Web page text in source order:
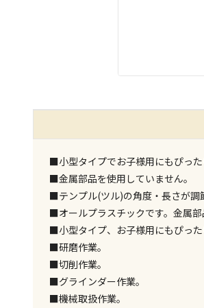
■小型タイプでお子様用にもぴった
■金属部品を使用していません。
■テンプル(ツル)の角度・長さが調
■オールプラスチックです。金属部
■小型タイプ、お子様用にもぴった
■研磨作業。
■切削作業。
■グラインダー作業。
■機械取扱作業。